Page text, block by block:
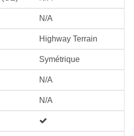
N/A
Highway Terrain
Symétrique
N/A
N/A